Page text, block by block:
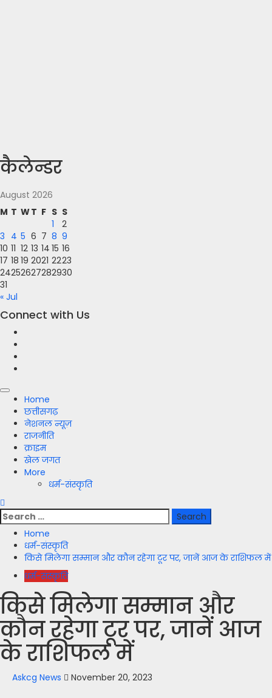
कैलेन्डर
August 2026
M T WT F S S
1
2
3 4 5 6 7 8 9
10 11 12 13 14 15 16
17 18 19 2021 2223
24252627282930
31
« Jul
Connect with Us
Primary
Menu
Home
छत्तीसगढ़
नेशनल न्यूज़
राजनीति
क्राइम
खेल जगत
More
धर्म-संस्कृति
Search
for:
Home
धर्म-संस्कृति
किसे मिलेगा सम्मान और कौन रहेगा टूर पर, जानें आज के राशिफल में
धर्म-संस्कृति
किसे मिलेगा सम्मान और
कौन रहेगा टूर पर, जानें आज
के राशिफल में
Askcg News November 20, 2023